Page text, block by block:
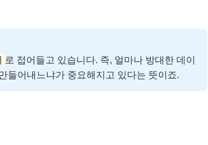
로 접어들고 있습니다. 즉, 얼마나 방대한 데이
들어내느냐가 중요해지고 있다는 뜻이죠.